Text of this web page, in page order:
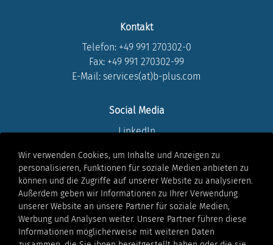
Kontakt
Telefon: +49 991 270302-0
Fax: +49 991 270302-99
E-Mail: services(at)b-plus.com
Social Media
LinkedIn
Youtube
Facebook
Xing
Rechtliches
Wir verwenden Cookies, um Inhalte und Anzeigen zu
personalisieren, Funktionen für soziale Medien anbieten zu
können und die Zugriffe auf unserer Website zu analysieren.
Außerdem geben wir Informationen zu Ihrer Verwendung
unserer Website an unsere Partner für soziale Medien,
Werbung und Analysen weiter. Unsere Partner führen diese
Informationen möglicherweise mit weiteren Daten